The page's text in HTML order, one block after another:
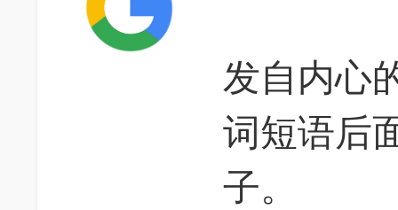
发自内心
词短语后
子。